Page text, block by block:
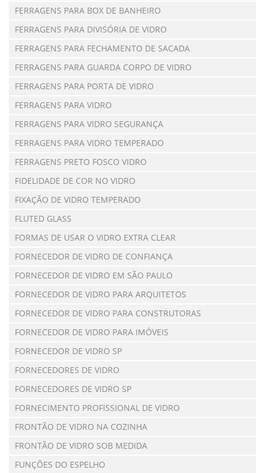
FERRAGENS PARA BOX DE BANHEIRO
FERRAGENS PARA DIVISÓRIA DE VIDRO
FERRAGENS PARA FECHAMENTO DE SACADA
FERRAGENS PARA GUARDA CORPO DE VIDRO
FERRAGENS PARA PORTA DE VIDRO
FERRAGENS PARA VIDRO
FERRAGENS PARA VIDRO SEGURANÇA
FERRAGENS PARA VIDRO TEMPERADO
FERRAGENS PRETO FOSCO VIDRO
FIDELIDADE DE COR NO VIDRO
FIXAÇÃO DE VIDRO TEMPERADO
FLUTED GLASS
FORMAS DE USAR O VIDRO EXTRA CLEAR
FORNECEDOR DE VIDRO DE CONFIANÇA
FORNECEDOR DE VIDRO EM SÃO PAULO
FORNECEDOR DE VIDRO PARA ARQUITETOS
FORNECEDOR DE VIDRO PARA CONSTRUTORAS
FORNECEDOR DE VIDRO PARA IMÓVEIS
FORNECEDOR DE VIDRO SP
FORNECEDORES DE VIDRO
FORNECEDORES DE VIDRO SP
FORNECIMENTO PROFISSIONAL DE VIDRO
FRONTÃO DE VIDRO NA COZINHA
FRONTÃO DE VIDRO SOB MEDIDA
FUNÇÕES DO ESPELHO